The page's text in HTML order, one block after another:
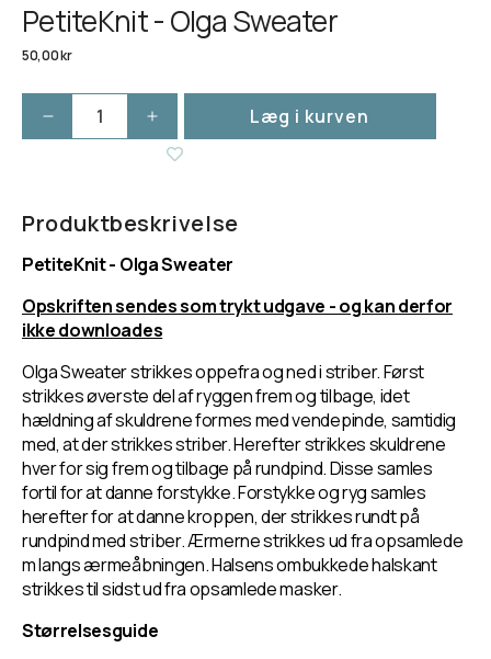
PetiteKnit - Olga Sweater
Normalpris
50,00 kr
Reducer
-
Sweater
Øg
antallet
-
Sweater
Læg i kurven
Produktbeskrivelse
PetiteKnit - Olga Sweater
Opskriften sendes som trykt udgave - og kan derfor
ikke downloades
Olga Sweater strikkes oppefra og ned i striber. Først
strikkes øverste del af ryggen frem og tilbage, idet
hældning af skuldrene formes med vendepinde, samtidig
med, at der strikkes striber. Herefter strikkes skuldrene
hver for sig frem og tilbage på rundpind. Disse samles
fortil for at danne forstykke. Forstykke og ryg samles
herefter for at danne kroppen, der strikkes rundt på
rundpind med striber. Ærmerne strikkes ud fra opsamlede
m langs ærmeåbningen. Halsens ombukkede halskant
strikkes til sidst ud fra opsamlede masker.
Størrelsesguide